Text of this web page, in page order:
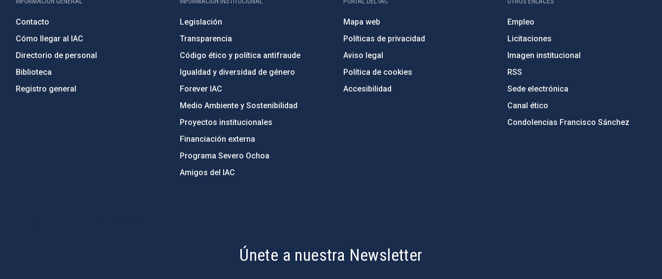
Contacto
Cómo llegar al IAC
Directorio de personal
Biblioteca
Registro general
Legislación
Transparencia
Código ético y política antifraude
Igualdad y diversidad de género
Forever IAC
Medio Ambiente y Sostenibilidad
Proyectos institucionales
Financiación externa
Programa Severo Ochoa
Amigos del IAC
Mapa web
Políticas de privacidad
Aviso legal
Política de cookies
Accesibilidad
Empleo
Licitaciones
Imagen institucional
RSS
Sede electrónica
Canal ético
Condolencias Francisco Sánchez
Únete a nuestra Newsletter